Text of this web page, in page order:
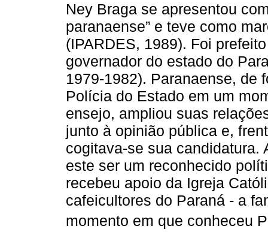
Ney Braga se apresentou
paranaense” e teve como
(IPARDES, 1989). Foi
governador do estado do
1979-1982). Paranaense, de
Polícia do Estado em um
ensejo, ampliou suas
junto à opinião pública e,
cogitava-se sua candidatura.
este ser um reconhecido
recebeu apoio da Igreja
cafeicultores do Paraná - a
momento em que conheceu